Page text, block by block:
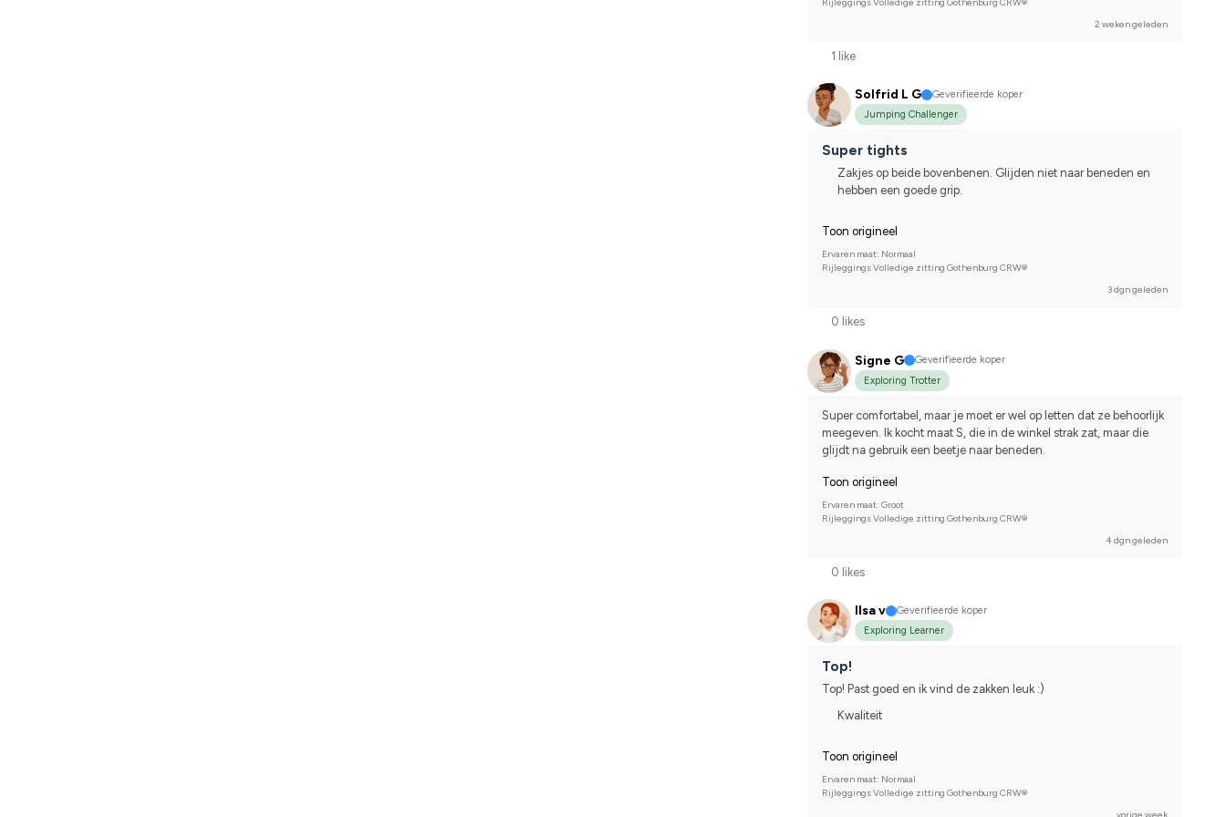
2 weken geleden
1 like
Solfrid L G
Geverifieerde koper
Jumping Challenger
Super tights
Zakjes op beide bovenbenen. Glijden niet naar beneden en
hebben een goede grip.
Toon origineel
Ervaren maat: Normaal
Rijleggings Volledige zitting Gothenburg CRW®
3 dgn geleden
0 likes
Signe G
Geverifieerde koper
Exploring Trotter
Super comfortabel, maar je moet er wel op letten dat ze behoorlijk
meegeven. Ik kocht maat S, die in de winkel strak zat, maar die
glijdt na gebruik een beetje naar beneden.
Toon origineel
Ervaren maat: Groot
Rijleggings Volledige zitting Gothenburg CRW®
4 dgn geleden
0 likes
Ilsa v
Geverifieerde koper
Exploring Learner
Top!
Top! Past goed en ik vind de zakken leuk :)
Kwaliteit
Toon origineel
Ervaren maat: Normaal
Rijleggings Volledige zitting Gothenburg CRW®